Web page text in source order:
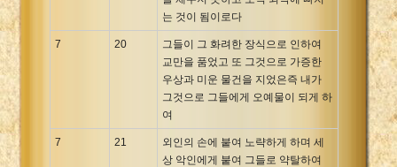
는 것이 됨이로다
7 20
그들이 그 화려한 장식으로 인하여
교만을 품었고 또 그것으로 가증한
우상과 미운 물건을 지었은즉 내가
그것으로 그들에게 오예물이 되게 하
여
7 21
외인의 손에 붙여 노략하게 하며 세
상 악인에게 붙여 그들로 약탈하여